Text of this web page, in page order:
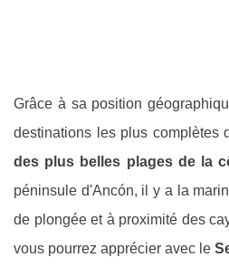
Grâce à sa position
destinations les plus complètes
des plus belles plages de la
péninsule d'Ancón, il y a la
de plongée et à proximité des
vous pourrez apprécier avec le